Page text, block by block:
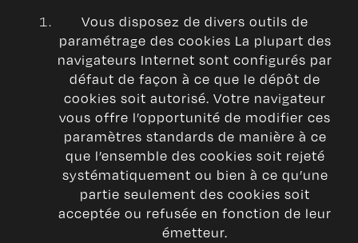
Vous disposez de divers outils de
paramétrage des cookies La plupart des
navigateurs Internet sont configurés par
défaut de façon à ce que le dépôt de
cookies soit autorisé. Votre navigateur
vous offre l’opportunité de modifier ces
paramètres standards de manière à ce
que l’ensemble des cookies soit rejeté
systématiquement ou bien à ce qu’une
partie seulement des cookies soit
acceptée ou refusée en fonction de leur
émetteur.